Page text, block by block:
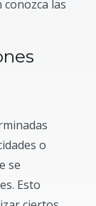
las
o
se
Esto